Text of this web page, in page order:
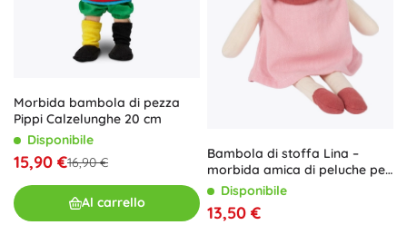
Morbida bambola di pezza
Pippi Calzelunghe 20 cm
Disponibile
15,90 €16,90 €
Al carrello
Bambola di stoffa Lina –
morbida amica di peluche per
bambini fin dalla nascita
Disponibile
13,50 €